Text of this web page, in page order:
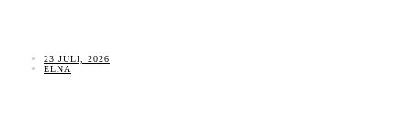
23 JULI, 2026
ELNA